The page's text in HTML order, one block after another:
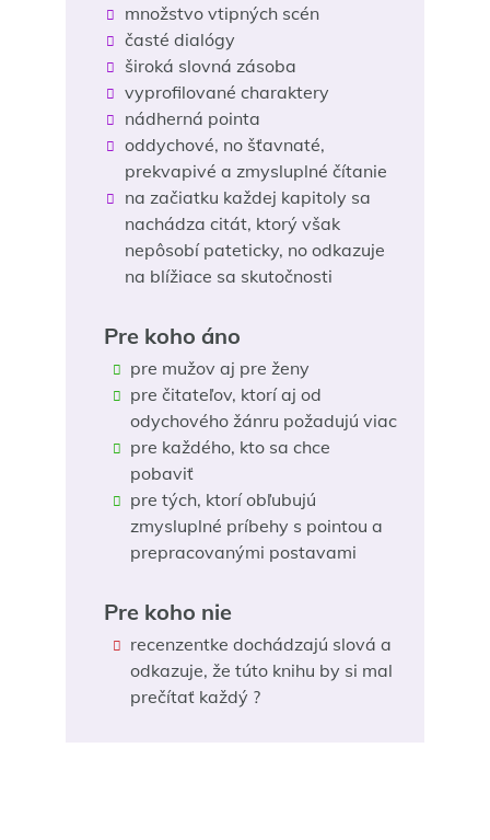
množstvo vtipných scén
časté dialógy
široká slovná zásoba
vyprofilované charaktery
nádherná pointa
oddychové, no šťavnaté,
prekvapivé a zmysluplné čítanie
na začiatku každej kapitoly sa
nachádza citát, ktorý však
nepôsobí pateticky, no odkazuje
na blížiace sa skutočnosti
Pre koho áno
pre mužov aj pre ženy
pre čitateľov, ktorí aj od
odychového žánru požadujú viac
pre každého, kto sa chce
pobaviť
pre tých, ktorí obľubujú
zmysluplné príbehy s pointou a
prepracovanými postavami
Pre koho nie
recenzentke dochádzajú slová a
odkazuje, že túto knihu by si mal
prečítať každý ?